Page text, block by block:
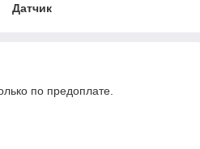
Датчик
по предоплате.